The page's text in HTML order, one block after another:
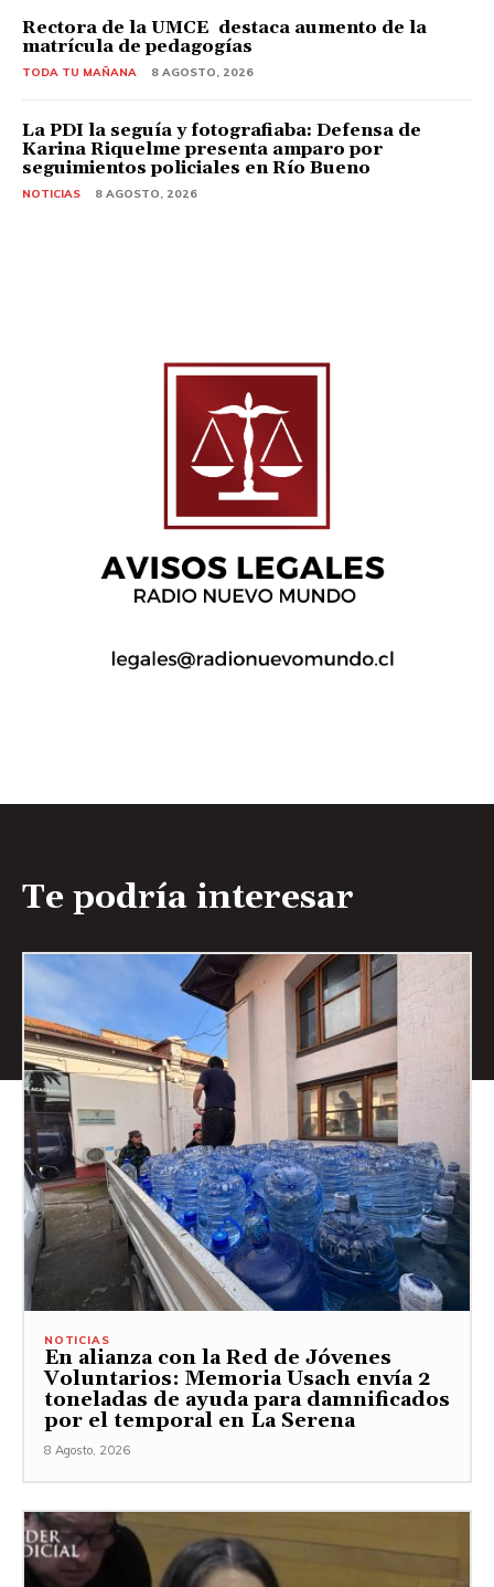
Rectora de la UMCE destaca aumento de la
matrícula de pedagogías
TODA TU MAÑANA 8 AGOSTO, 2026
La PDI la seguía y fotografiaba: Defensa de
Karina Riquelme presenta amparo por
seguimientos policiales en Río Bueno
NOTICIAS 8 AGOSTO, 2026
Te podría interesar
NOTICIAS
En alianza con la Red de Jóvenes
Voluntarios: Memoria Usach envía 2
toneladas de ayuda para damnificados
por el temporal en La Serena
8 Agosto, 2026